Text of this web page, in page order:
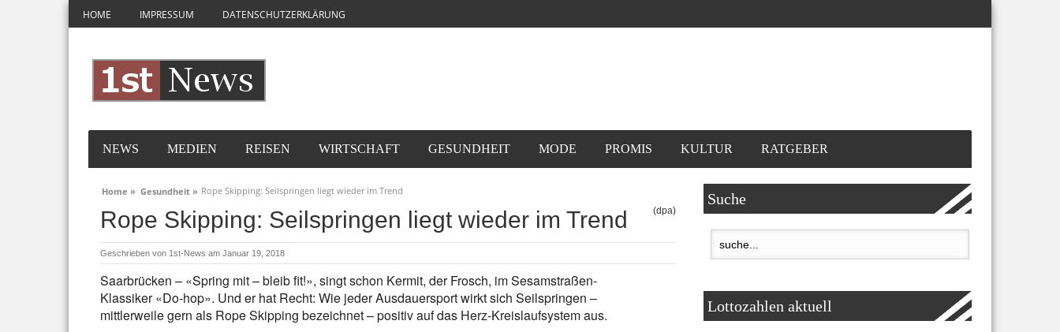
HOME IMPRESSUM DATENSCHUTZERKLÄRUNG
NEWS MEDIEN REISEN WIRTSCHAFT GESUNDHEIT MODE PROMIS KULTUR RATGEBER
Home » Gesundheit » Rope Skipping: Seilspringen liegt wieder im Trend
Rope Skipping: Seilspringen liegt wieder im Trend (dpa)
Geschrieben von 1st-News am Januar 19, 2018
Saarbrücken – «Spring mit – bleib fit!», singt schon Kermit, der Frosch, im Sesamstraßen-
Klassiker «Do-hop». Und er hat Recht: Wie jeder Ausdauersport wirkt sich Seilspringen –
mittlerweile gern als Rope Skipping bezeichnet – positiv auf das Herz-Kreislaufsystem aus.
Suche
Lottozahlen aktuell